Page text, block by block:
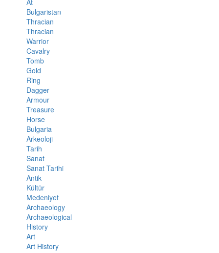
Bulgaristan
Thracian
Thracian
Warrior
Cavalry
Tomb
Gold
Ring
Dagger
Armour
Treasure
Horse
Bulgaria
Arkeoloji
Tarih
Sanat
Sanat Tarihi
Antik
Kültür
Medeniyet
Archaeology
Archaeological
History
Art
Art History